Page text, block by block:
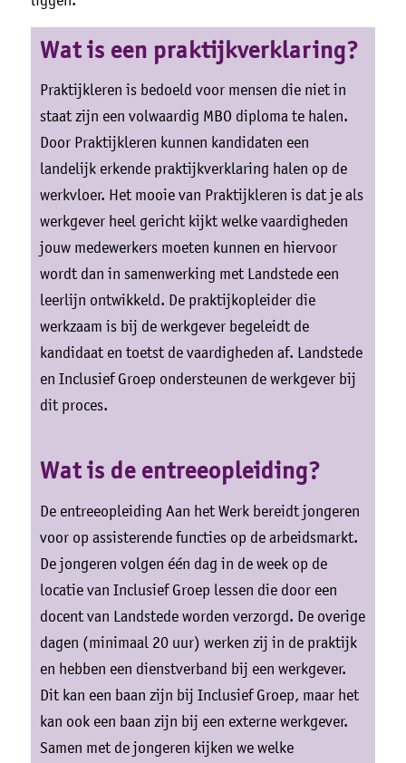
Wat is een praktijkverklaring?
Praktijkleren is bedoeld voor mensen die niet in
staat zijn een volwaardig MBO diploma te halen.
Door Praktijkleren kunnen kandidaten een
landelijk erkende praktijkverklaring halen op de
werkvloer. Het mooie van Praktijkleren is dat je als
werkgever heel gericht kijkt welke vaardigheden
jouw medewerkers moeten kunnen en hiervoor
wordt dan in samenwerking met Landstede een
leerlijn ontwikkeld. De praktijkopleider die
werkzaam is bij de werkgever begeleidt de
kandidaat en toetst de vaardigheden af. Landstede
en Inclusief Groep ondersteunen de werkgever bij
dit proces.
Wat is de entreeopleiding?
De entreeopleiding Aan het Werk bereidt jongeren
voor op assisterende functies op de arbeidsmarkt.
De jongeren volgen één dag in de week op de
locatie van Inclusief Groep lessen die door een
docent van Landstede worden verzorgd. De overige
dagen (minimaal 20 uur) werken zij in de praktijk
en hebben een dienstverband bij een werkgever.
Dit kan een baan zijn bij Inclusief Groep, maar het
kan ook een baan zijn bij een externe werkgever.
Samen met de jongeren kijken we welke